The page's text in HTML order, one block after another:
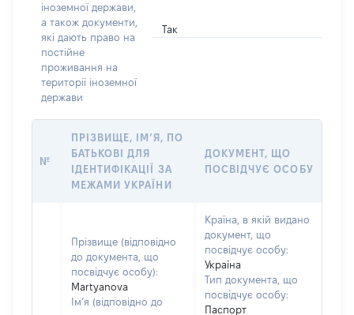
іноземної держави,
а також документи,
які дають право на
постійне
проживання на
території іноземної
держави
Так
№
ПРІЗВИЩЕ, ІМ’Я, ПО
БАТЬКОВІ ДЛЯ
ІДЕНТИФІКАЦІЇ ЗА
МЕЖАМИ УКРАЇНИ
ДОКУМЕНТ, ЩО
ПОСВІДЧУЄ ОСОБУ
Прізвище (відповідно
до документа, що
посвідчує особу):
Martyanova
Ім’я (відповідно до
Країна, в якій видано
документ, що
посвідчує особу:
Україна
Тип документа, що
посвідчує особу:
Паспорт